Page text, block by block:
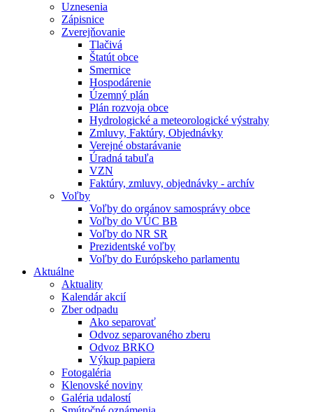
Uznesenia
Zápisnice
Zverejňovanie
Tlačivá
Štatút obce
Smernice
Hospodárenie
Územný plán
Plán rozvoja obce
Hydrologické a meteorologické výstrahy
Zmluvy, Faktúry, Objednávky
Verejné obstarávanie
Úradná tabuľa
VZN
Faktúry, zmluvy, objednávky - archív
Voľby
Voľby do orgánov samosprávy obce
Voľby do VÚC BB
Voľby do NR SR
Prezidentské voľby
Voľby do Európskeho parlamentu
Aktuálne
Aktuality
Kalendár akcií
Zber odpadu
Ako separovať
Odvoz separovaného zberu
Odvoz BRKO
Výkup papiera
Fotogaléria
Klenovské noviny
Galéria udalostí